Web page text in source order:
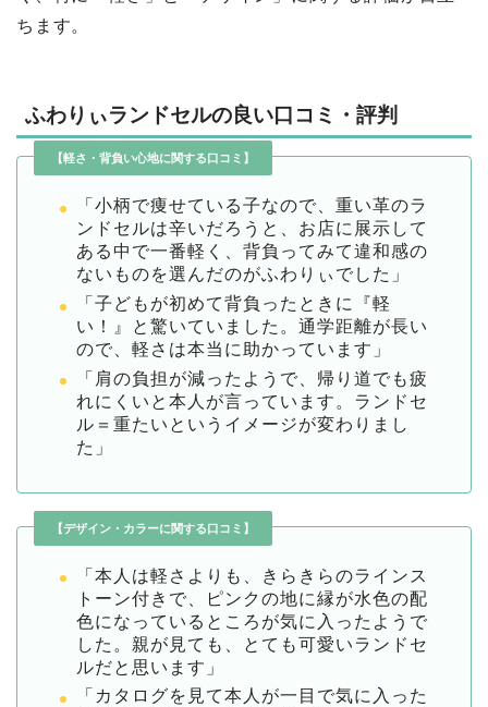
ちます。
ふわりぃランドセルの良い口コミ・評判
【軽さ・背負い心地に関する口コミ】
「小柄で痩せている子なので、重い革のラ
ンドセルは辛いだろうと、お店に展示して
ある中で一番軽く、背負ってみて違和感の
ないものを選んだのがふわりぃでした」
「子どもが初めて背負ったときに『軽
い！』と驚いていました。通学距離が長い
ので、軽さは本当に助かっています」
「肩の負担が減ったようで、帰り道でも疲
れにくいと本人が言っています。ランドセ
ル＝重たいというイメージが変わりまし
た」
【デザイン・カラーに関する口コミ】
「本人は軽さよりも、きらきらのラインス
トーン付きで、ピンクの地に縁が水色の配
色になっているところが気に入ったようで
した。親が見ても、とても可愛いランドセ
ルだと思います」
「カタログを見て本人が一目で気に入った